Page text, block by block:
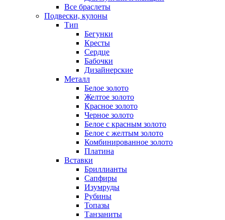
Все браслеты
Подвески, кулоны
Тип
Бегунки
Кресты
Сердце
Бабочки
Дизайнерские
Металл
Белое золото
Желтое золото
Красное золото
Черное золото
Белое с красным золото
Белое с желтым золото
Комбинированное золото
Платина
Вставки
Бриллианты
Сапфиры
Изумруды
Рубины
Топазы
Танзаниты